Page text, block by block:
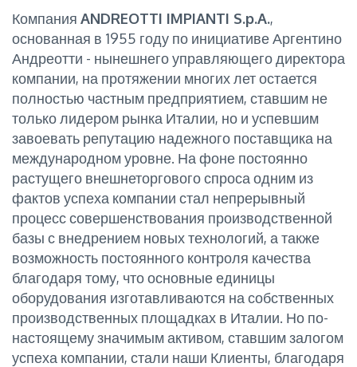
Компания ANDREOTTI IMPIANTI S.p.A.,
основанная в 1955 году по инициативе Аргентино
Андреотти - нынешнего управляющего директора
компании, на протяжении многих лет остается
полностью частным предприятием, ставшим не
только лидером рынка Италии, но и успевшим
завоевать репутацию надежного поставщика на
международном уровне. На фоне постоянно
растущего внешнеторгового спроса одним из
фактов успеха компании стал непрерывный
процесс совершенствования производственной
базы с внедрением новых технологий, а также
возможность постоянного контроля качества
благодаря тому, что основные единицы
оборудования изготавливаются на собственных
производственных площадках в Италии. Но по-
настоящему значимым активом, ставшим залогом
успеха компании, стали наши Клиенты, благодаря